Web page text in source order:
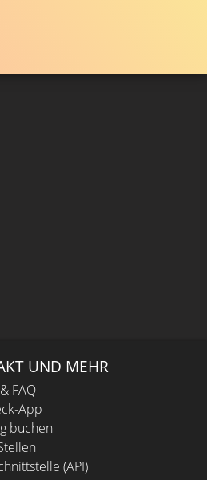
UND MEHR
FAQ
App
buchen
(API)